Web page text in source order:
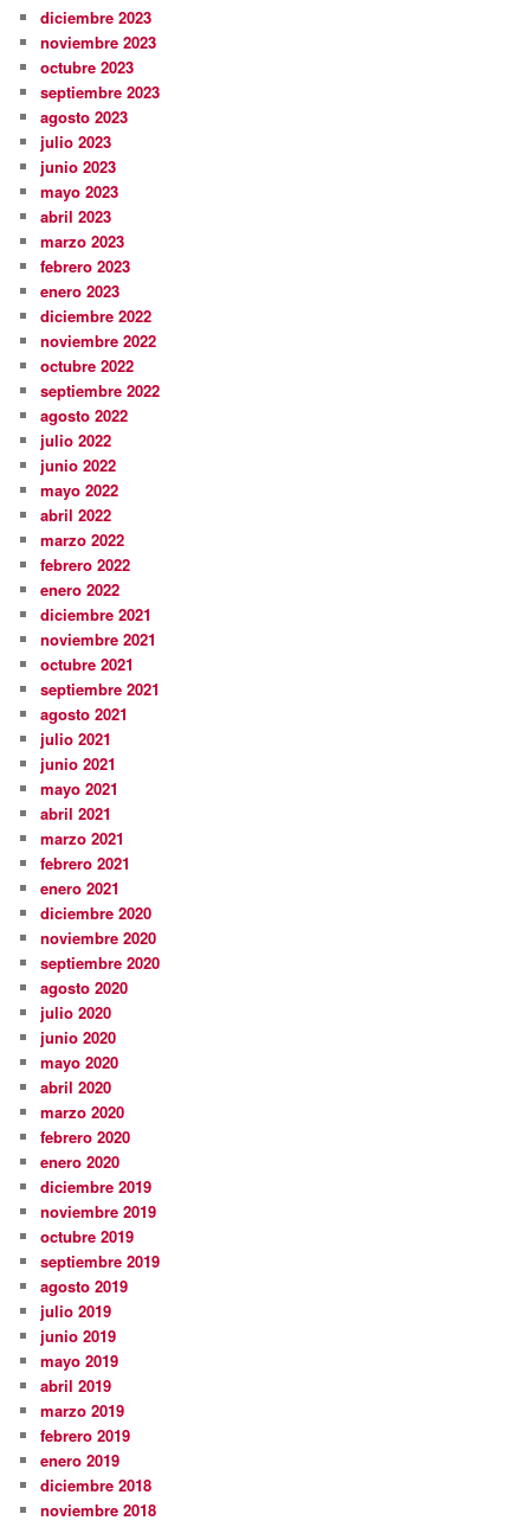
diciembre 2023
noviembre 2023
octubre 2023
septiembre 2023
agosto 2023
julio 2023
junio 2023
mayo 2023
abril 2023
marzo 2023
febrero 2023
enero 2023
diciembre 2022
noviembre 2022
octubre 2022
septiembre 2022
agosto 2022
julio 2022
junio 2022
mayo 2022
abril 2022
marzo 2022
febrero 2022
enero 2022
diciembre 2021
noviembre 2021
octubre 2021
septiembre 2021
agosto 2021
julio 2021
junio 2021
mayo 2021
abril 2021
marzo 2021
febrero 2021
enero 2021
diciembre 2020
noviembre 2020
septiembre 2020
agosto 2020
julio 2020
junio 2020
mayo 2020
abril 2020
marzo 2020
febrero 2020
enero 2020
diciembre 2019
noviembre 2019
octubre 2019
septiembre 2019
agosto 2019
julio 2019
junio 2019
mayo 2019
abril 2019
marzo 2019
febrero 2019
enero 2019
diciembre 2018
noviembre 2018